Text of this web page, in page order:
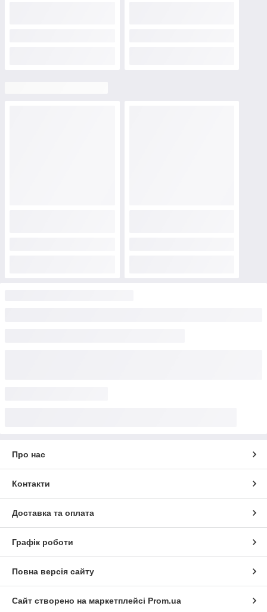
Про нас
Контакти
Доставка та оплата
Графік роботи
Повна версія сайту
Сайт створено на маркетплейсі Prom.ua